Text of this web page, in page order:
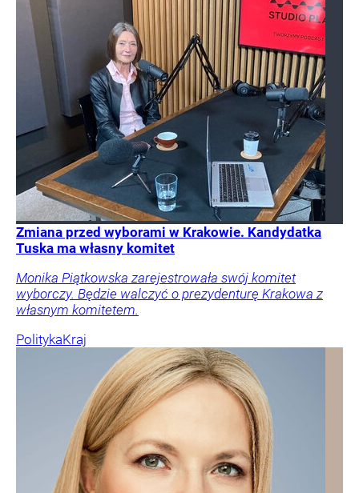
Zmiana przed wyborami w Krakowie. Kandydatka
Tuska ma własny komitet
Monika Piątkowska zarejestrowała swój komitet
wyborczy. Będzie walczyć o prezydenturę Krakowa z
własnym komitetem.
PolitykaKraj